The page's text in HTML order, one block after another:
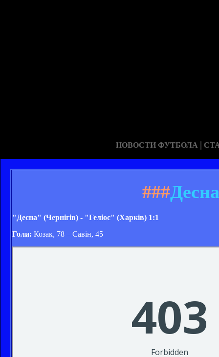
НОВОСТИ ФУТБОЛА |
###
"Десна" (Чернігів) - "Геліос" (Харків) 1:1
Голи: Козак, 78 – Савін, 45